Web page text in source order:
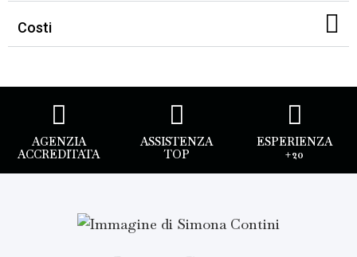
Costi
AGENZIA
ACCREDITATA
ASSISTENZA
TOP
ESPERIENZA
+20